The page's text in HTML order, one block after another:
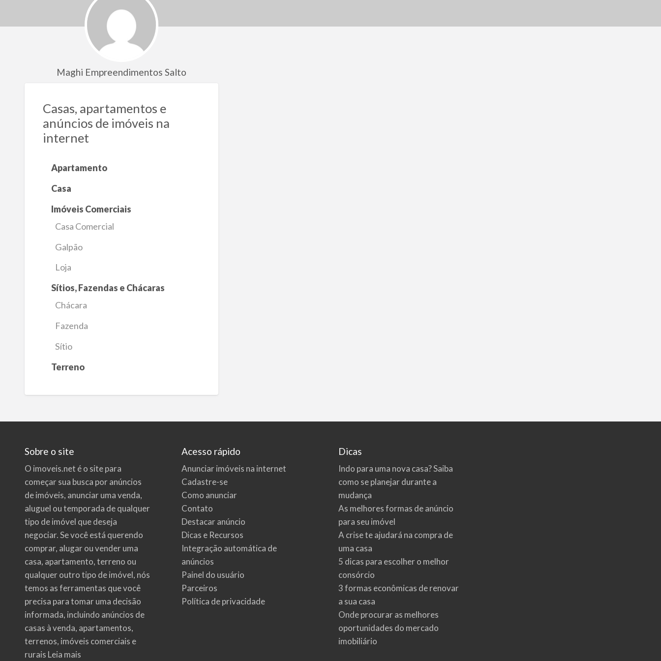
Maghi Empreendimentos Salto
Casas, apartamentos e
anúncios de imóveis na
internet
Apartamento
Casa
Imóveis Comerciais
Casa Comercial
Galpão
Loja
Sítios, Fazendas e Chácaras
Chácara
Fazenda
Sítio
Terreno
Sobre o site
O imoveis.net é o site para
começar sua busca poranúncios
de imóveis, anunciar uma venda,
aluguel ou temporada de qualquer
tipo de imóvel que deseja
negociar. Se você está querendo
comprar, alugar ou vender uma
casa, apartamento, terreno ou
qualquer outro tipo de imóvel, nós
temos as ferramentas que você
precisa para tomar uma decisão
informada, incluindo anúncios de
casas à venda, apartamentos,
terrenos, imóveis comerciais e
rurais Leia mais
Acesso rápido
Anunciar imóveis na internet
Cadastre-se
Como anunciar
Contato
Destacar anúncio
Dicas e Recursos
Integração automática de
anúncios
Painel do usuário
Parceiros
Política de privacidade
Dicas
Indo para uma nova casa? Saiba
como se planejar durante a
mudança
As melhores formas de anúncio
para seu imóvel
A crise te ajudará na compra de
uma casa
5 dicas para escolher o melhor
consórcio
3 formas econômicas de renovar
a sua casa
Onde procurar as melhores
oportunidades do mercado
imobiliário